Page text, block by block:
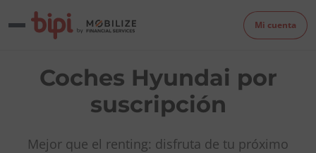
Mi cuenta
Coches Hyundai por
suscripción
Mejor que el renting: disfruta de tu próximo